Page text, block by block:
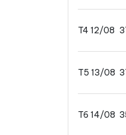
T4 12/08
T5 13/08
T6 14/08